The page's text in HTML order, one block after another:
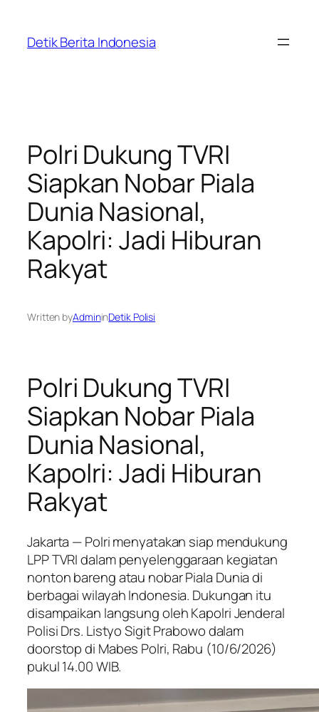
content
Detik Berita Indonesia
Polri Dukung TVRI
Siapkan Nobar Piala
Dunia Nasional,
Kapolri: Jadi Hiburan
Rakyat
Written byAdmininDetik Polisi
Polri Dukung TVRI
Siapkan Nobar Piala
Dunia Nasional,
Kapolri: Jadi Hiburan
Rakyat
Jakarta — Polri menyatakan siap mendukung
LPP TVRI dalam penyelenggaraan kegiatan
nonton bareng atau nobar Piala Dunia di
berbagai wilayah Indonesia. Dukungan itu
disampaikan langsung oleh Kapolri Jenderal
Polisi Drs. Listyo Sigit Prabowo dalam
doorstop di Mabes Polri, Rabu (10/6/2026)
pukul 14.00 WIB.